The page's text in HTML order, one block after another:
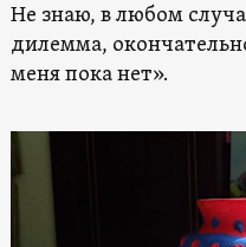
Не знаю, в любом
дилемма,
меня пока нет».